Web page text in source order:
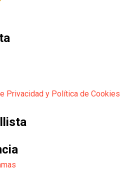
Privacidad y Política de Cookies